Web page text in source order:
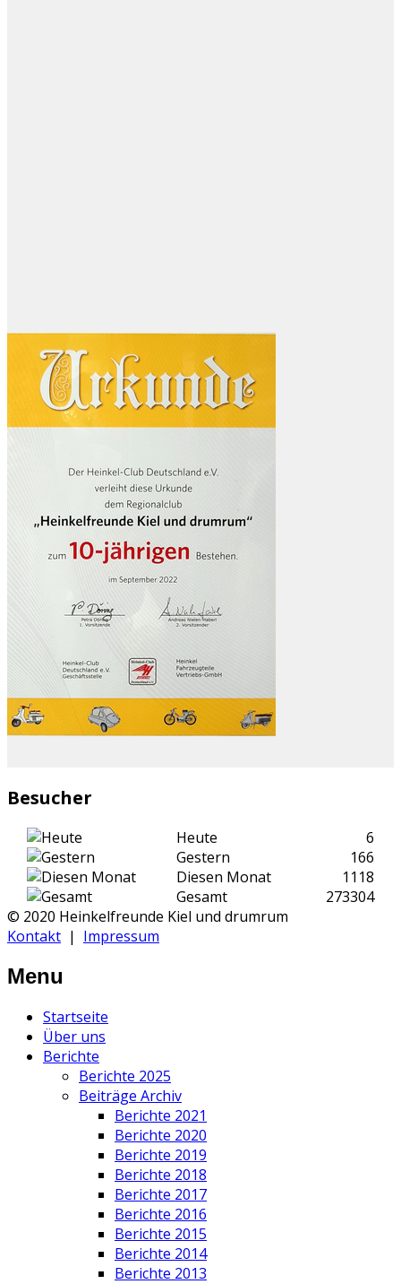
Besucher
Heute
6
Gestern
166
Diesen Monat
1118
Gesamt
273304
© 2020 Heinkelfreunde Kiel und drumrum
Kontakt | Impressum
Menu
Startseite
Über uns
Berichte
Berichte 2025
Beiträge Archiv
Berichte 2021
Berichte 2020
Berichte 2019
Berichte 2018
Berichte 2017
Berichte 2016
Berichte 2015
Berichte 2014
Berichte 2013